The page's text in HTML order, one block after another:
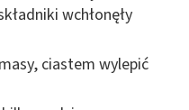
wchłonęły
ciastem wylepić